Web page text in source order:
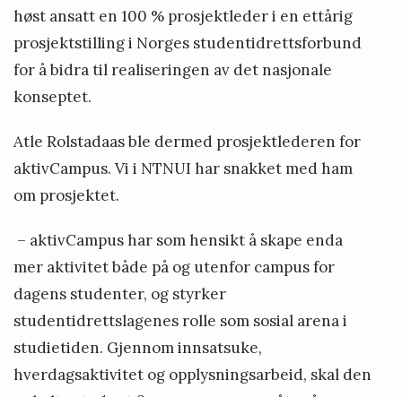
høst ansatt en 100 % prosjektleder i en ettårig
prosjektstilling i Norges studentidrettsforbund
for å bidra til realiseringen av det nasjonale
konseptet.
Atle Rolstadaas ble dermed prosjektlederen for
aktivCampus. Vi i NTNUI har snakket med ham
om prosjektet.
– aktivCampus har som hensikt å skape enda
mer aktivitet både på og utenfor campus for
dagens studenter, og styrker
studentidrettslagenes rolle som sosial arena i
studietiden. Gjennom innsatsuke,
hverdagsaktivitet og opplysningsarbeid, skal den